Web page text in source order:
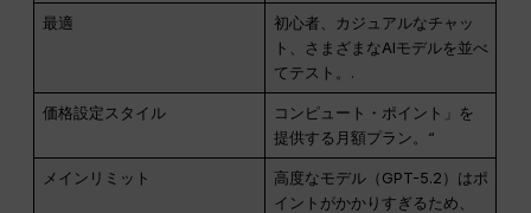
最適
初心者、カジュアルなチャッ
ト、さまざまなAIモデルを並べ
てテスト。.
価格設定スタイル
コンピュート・ポイント」を
提供する月額プラン。“
メインリミット
高度なモデル（GPT-5.2）はポ
イントがかかりすぎるため、